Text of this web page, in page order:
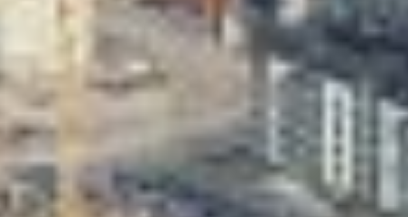
Valon Kaupunki
Lasten Lysti & LystiKylä-festivaali
Ohje